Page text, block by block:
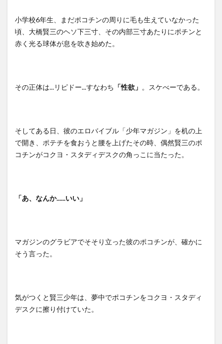
小学校6年生、まだポコチンの周りに毛も生えていなかった
頃、大橋賢三のヘソ下三寸、その内部三寸あたりにポチンと
赤く光る球体が息を吹き始めた。
その正体は...リピドー...すなわち 「性欲」 。スケべーである。
そしてある日、彼のエロバイブル「少年マガジン」を机の上
で開き、ポテチを食おうと腰を上げたその時、偶然賢三のポ
コチンがコクヨ・スタディデスクの角っこに当たった。
「あ、なんか......いい」
マガジンのグラビアでそそり立った彼のポコチンが、確かに
そう言った。
気がつくと賢三少年は、夢中でポコチンをコクヨ・スタディ
デスクに擦り付けていた。